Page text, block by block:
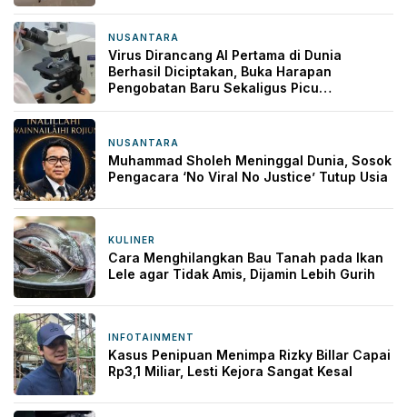
NUSANTARA
Virus Dirancang AI Pertama di Dunia
Berhasil Diciptakan, Buka Harapan
Pengobatan Baru Sekaligus Picu
NUSANTARA
Muhammad Sholeh Meninggal Dunia, Sosok
Pengacara ‘No Viral No Justice’ Tutup Usia
KULINER
Cara Menghilangkan Bau Tanah pada Ikan
Lele agar Tidak Amis, Dijamin Lebih Gurih
INFOTAINMENT
Kasus Penipuan Menimpa Rizky Billar Capai
Rp3,1 Miliar, Lesti Kejora Sangat Kesal